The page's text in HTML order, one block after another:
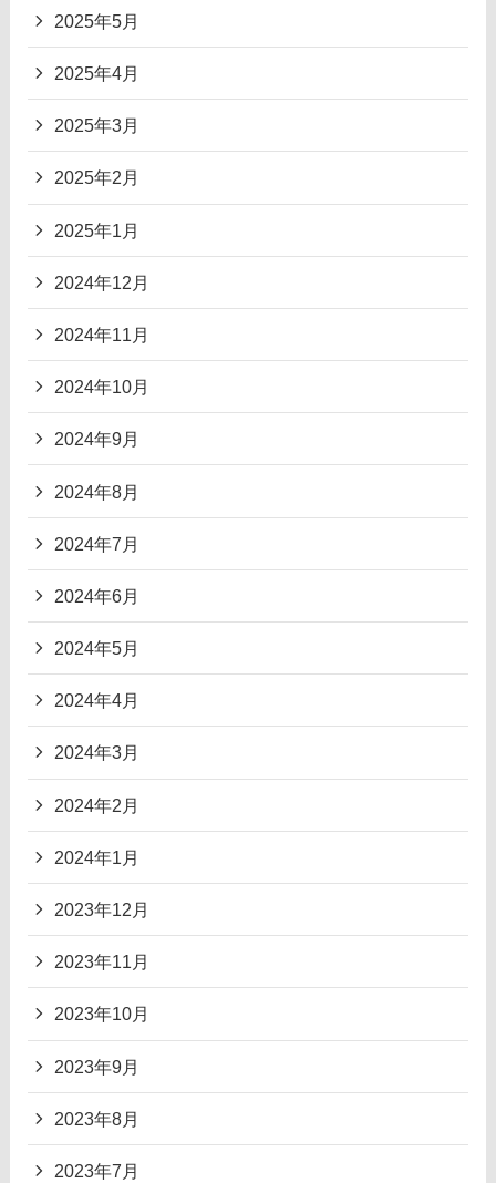
2025年5月
2025年4月
2025年3月
2025年2月
2025年1月
2024年12月
2024年11月
2024年10月
2024年9月
2024年8月
2024年7月
2024年6月
2024年5月
2024年4月
2024年3月
2024年2月
2024年1月
2023年12月
2023年11月
2023年10月
2023年9月
2023年8月
2023年7月